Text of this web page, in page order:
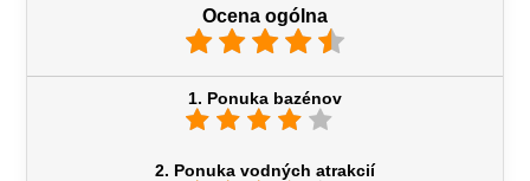
Ocena ogólna
1. Ponuka bazénov
2. Ponuka vodných atrakcií